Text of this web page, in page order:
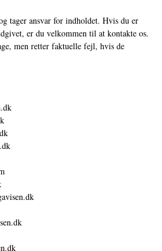
tager ansvar for indholdet. Hvis du er
er du velkommen til at kontakte os.
men retter faktuelle fejl, hvis de